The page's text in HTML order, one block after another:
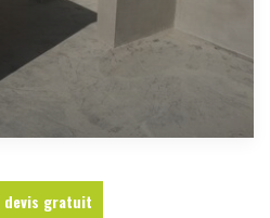
devis gratuit